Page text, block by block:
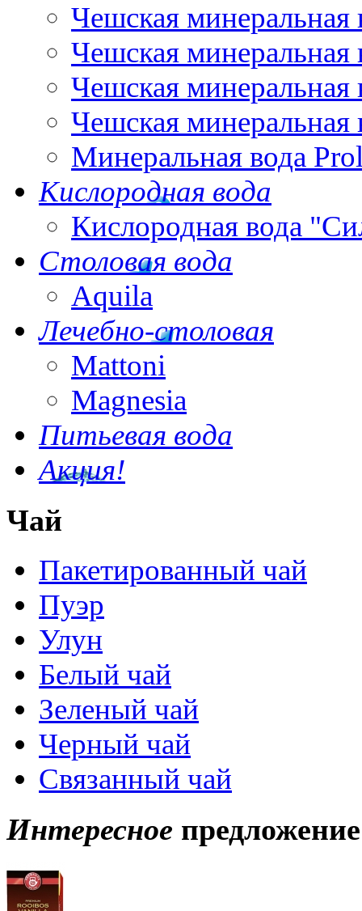
Чешская минеральная
Чешская минеральная
Чешская минеральная
Чешская минеральная
Минеральная вода
Кислородная вода
Кислородная вода
Столовая вода
Aquila
Лечебно-столовая
Mattoni
Magnesia
Питьевая вода
Акция!
Чай
Пакетированный чай
Пуэр
Улун
Белый чай
Зеленый чай
Черный чай
Связанный чай
Интересное предложение